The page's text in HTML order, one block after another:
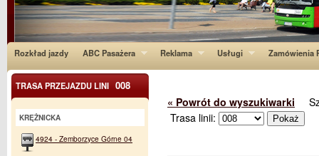
Rozkład jazdy ABC Pasażera Reklama Usługi Zamówienia
« Powrót do wyszukiwarki
Trasa linii:
TRASA PRZEJAZDU LINI 008
KRĘŻNICKA
4924 - Zemborzyce Górne 04